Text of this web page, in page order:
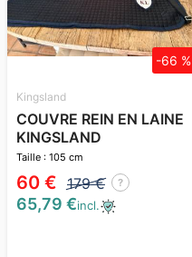
Kingsland
COUVRE REIN EN LAINE
KINGSLAND
Taille : 105 cm
60 € 179 € ?
-66 %
65,79 €incl.